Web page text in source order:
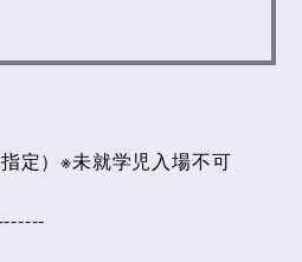
定）※未就学児入場不可